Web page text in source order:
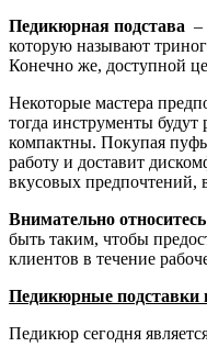
Педикюрная подстава –
которую называют
Конечно же, доступной
Некоторые мастера
тогда инструменты будут
компактны. Покупая пуфы
работу и доставит
вкусовых предпочтений,
Внимательно
быть таким, чтобы
клиентов в течение
Педикюрные подставки
Педикюр сегодня